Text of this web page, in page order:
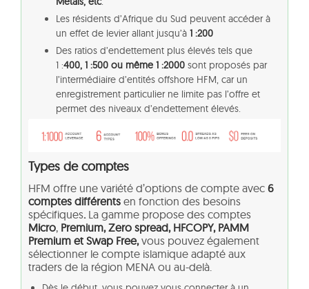
Les résidents d’Afrique du Sud peuvent accéder à
un effet de levier allant jusqu’à 1 :200
Des ratios d’endettement plus élevés tels que
1 :400, 1 :500 ou même 1 :2000 sont proposés par
l’intermédiaire d’entités offshore HFM, car un
enregistrement particulier ne limite pas l’offre et
permet des niveaux d’endettement élevés.
Types de comptes
HFM offre une variété d’options de compte avec 6
comptes différents en fonction des besoins
spécifiques. La gamme propose des comptes
Micro, Premium, Zero spread, HFCOPY, PAMM
Premium et Swap Free,vous pouvez également
sélectionner le compte islamique adapté aux
traders de la région MENA ou au-delà.